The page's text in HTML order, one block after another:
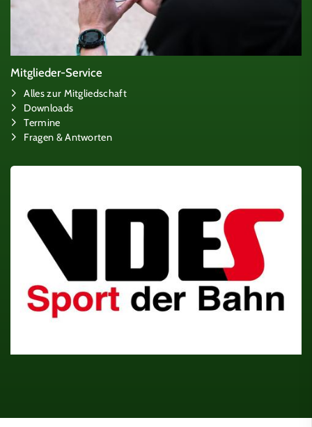
Mitglieder-Service
Alles zur Mitgliedschaft
Downloads
Termine
Fragen & Antworten